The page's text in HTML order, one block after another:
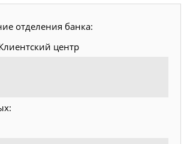
отделения банка:
центр